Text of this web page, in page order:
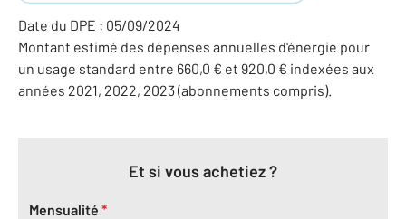
Date du DPE : 05/09/2024
Montant estimé des dépenses annuelles d'énergie pour
un usage standard entre 660,0 € et 920,0 € indexées aux
années 2021, 2022, 2023 (abonnements compris).
Et si vous achetiez ?
Mensualité *